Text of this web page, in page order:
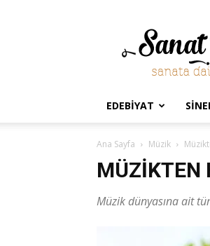
Sanat
Duvarı
EDEBIYAT
Ana Sayfa Müzik
MÜZIKTEN
Müzik dünyasına ait